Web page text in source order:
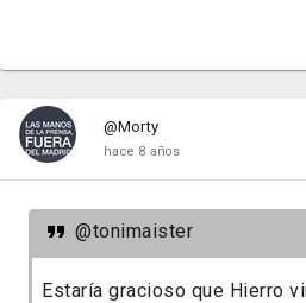
@Morty
hace 8 años
@tonimaister
Estaría gracioso que Hierro